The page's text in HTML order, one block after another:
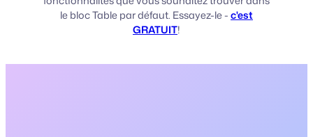
le bloc Table par défaut. Essayez-le -c'est
GRATUIT!